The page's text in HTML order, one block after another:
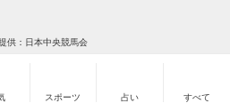
供：日本中央競馬会
スポーツ 占い すべて